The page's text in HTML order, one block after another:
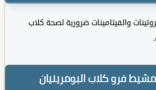
والفيتامينات ضرورية لصحة كلاب
كلاب البومرينيان